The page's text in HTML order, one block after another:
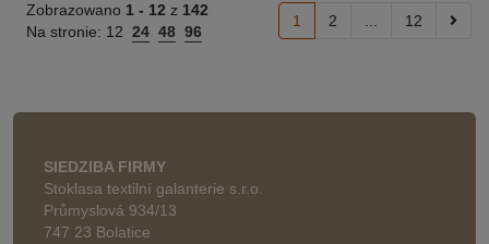
Zobrazowano 1 - 12 z 142
Na stronie: 12 24 48 96
1 2 12
SIEDZIBA FIRMY
Stoklasa textilní galanterie s.r.o.
Průmyslová 934/13
747 23 Bolatice